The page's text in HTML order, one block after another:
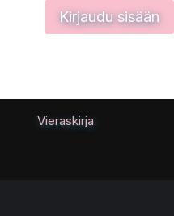
Kirjaudu sisään
Vieraskirja